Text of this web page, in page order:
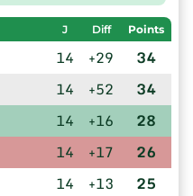
J Diff Points
14 +29 34
14 +52 34
14 +16 28
14 +17 26
14 +13 25